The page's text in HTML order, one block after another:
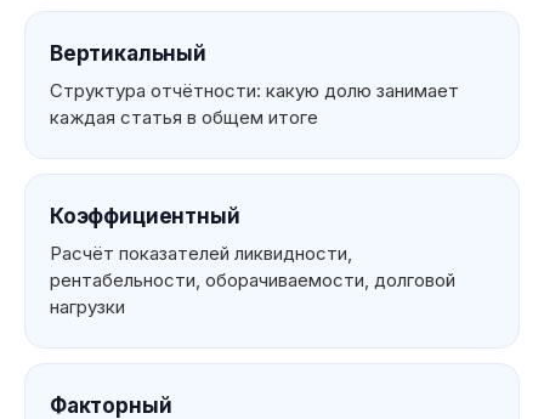
Вертикальный
Структура отчётности: какую долю занимает
каждая статья в общем итоге
Коэффициентный
Расчёт показателей ликвидности,
рентабельности, оборачиваемости, долговой
нагрузки
Факторный